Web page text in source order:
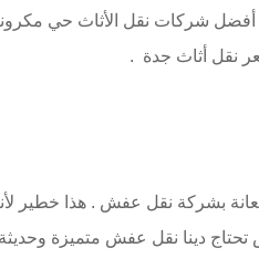
شركات نقل الأثاث حي مكرونة
نقل أثاث جدة .
بشركة نقل عفش . هذا خطير
دينا نقل عفش متميزة